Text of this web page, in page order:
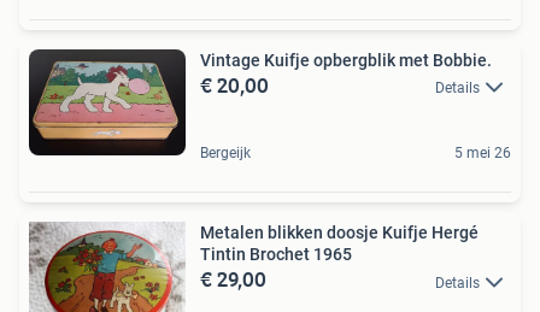
Vintage Kuifje opbergblik met Bobbie.
€ 20,00 Details
Bergeijk 5 mei 26
Metalen blikken doosje Kuifje Hergé
Tintin Brochet 1965
€ 29,00 Details